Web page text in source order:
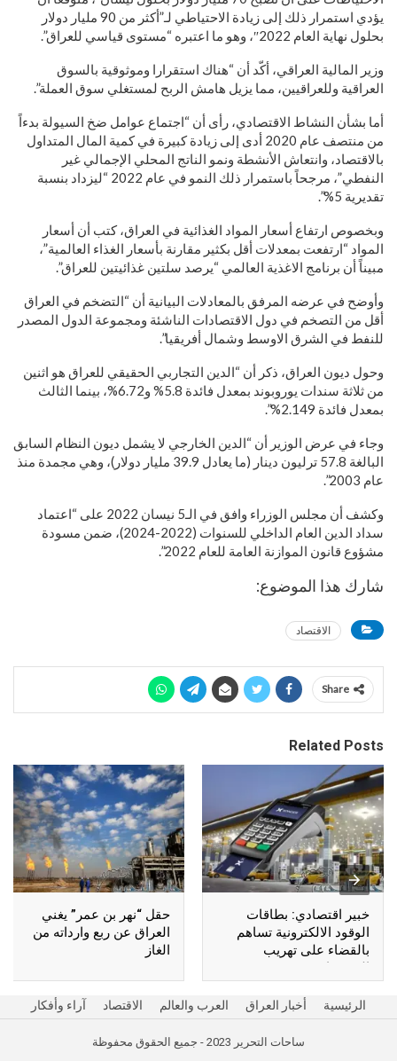
يؤدي استمرار ذلك إلى زيادة الاحتياطي لـ”أكثر من 90 مليار دولار
بحلول نهاية العام 2022″، وهو ما اعتبره “مستوى قياسي للعراق”.
وزير المالية العراقي، أكّد أن “هناك استقرارا وموثوقية بالسوق
العراقية وللعراقيين، مما يزيل هامش الربح لمستغلي سوق العملة”.
أما بشأن النشاط الاقتصادي، رأى أن “اجتماع عوامل ضخ السيولة بدءاً
من منتصف عام 2020 أدى إلى زيادة كبيرة في كمية المال المتداول
بالاقتصاد، وانتعاش الأنشطة ونمو الناتج المحلي الإجمالي غير
النفطي”، مرجحاً باستمرار ذلك النمو في عام 2022 “ليزداد بنسبة
تقديرية 5%”.
وبخصوص ارتفاع أسعار المواد الغذائية في العراق، كتب أن أسعار
المواد “ارتفعت بمعدلات أقل بكثير مقارنة بأسعار الغذاء العالمية”،
مبيناً أن برنامج الاغذية العالمي “يرصد سلتين غذائيتين للعراق”.
وأوضح في عرضه المرفق بالمعادلات البيانية أن “التضخم في العراق
أقل من التصخم في دول الاقتصادات الناشئة ومجموعة الدول المصدر
للنفط في الشرق الاوسط وشمال أفريقيا”.
وحول ديون العراق، ذكر أن “الدين التجاربي الحقيقي للعراق هو اثنين
من ثلاثة سندات يوروبوند بمعدل فائدة 5.8% و6.72%، بينما الثالث
بمعدل فائدة 2.149%”.
وجاء في عرض الوزير أن “الدين الخارجي لا يشمل ديون النظام السابق
البالغة 57.8 ترليون دينار (ما يعادل 39.9 مليار دولار)، وهي مجمدة منذ
عام 2003”.
وكشف أن مجلس الوزراء وافق في الـ5 نيسان 2022 على “اعتماد
سداد الدين العام الداخلي للسنوات (2022-2024)، ضمن مسودة
مشؤوع قانون الموازنة العامة للعام 2022”.
شارك هذا الموضوع:
الاقتصاد
Share
Related Posts
خبير اقتصادي: بطاقات
الوقود الالكترونية تساهم
بالقضاء على تهريب
المشتقات
حقل “نهر بن عمر” يغني
العراق عن ربع وارداته من
الغاز
الرئيسية أخبار العراق العرب والعالم الاقتصاد آراء وأفكار
ساحات التحرير 2023 - جميع الحقوق محفوظة